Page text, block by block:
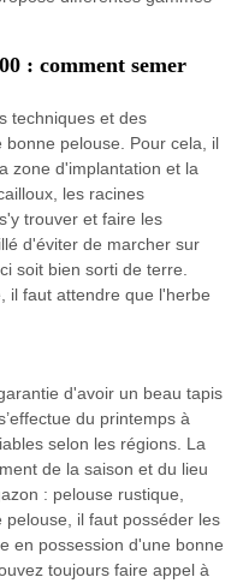
: comment semer
techniques et des
pelouse. Pour cela, il
zone d'implantation et la
les racines
trouver et faire les
d'éviter de marcher sur
soit bien sorti de terre.
il faut attendre que l'herbe
d'avoir un beau tapis
du printemps à
selon les régions. La
de la saison et du lieu
: pelouse rustique,
il faut posséder les
en possession d'une bonne
toujours faire appel à